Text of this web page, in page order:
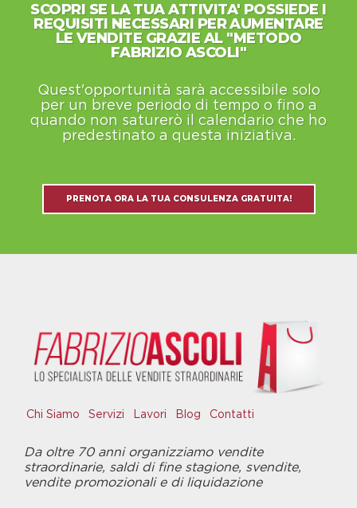
SCOPRI SE LA TUA ATTIVITA' POSSIEDE I
REQUISITI NECESSARI PER AUMENTARE
LE VENDITE GRAZIE AL "METODO
FABRIZIO ASCOLI"
Quest'opportunità sarà accessibile solo
per un breve periodo di tempo o fino a
quando non saturerò il calendario che ho
predestinato a questa iniziativa.
PRENOTA ORA LA TUA CONSULENZA GRATUITA!
Chi Siamo Servizi Lavori Blog Contatti
Da oltre 70 anni organizziamo vendite
straordinarie, saldi di fine stagione, svendite,
vendite promozionali e di liquidazione